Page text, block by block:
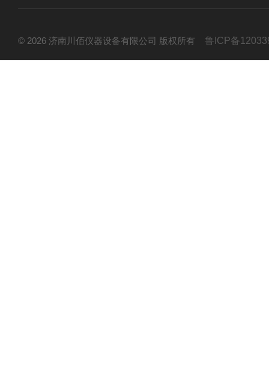
© 2026 济南川佰仪器设备有限公司 版权所有 鲁ICP备